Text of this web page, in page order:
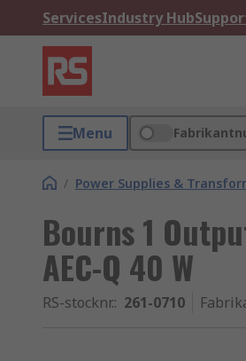
ServicesIndustry Hub
Menu
/ Power Supplies &
Bourns 1
AEC-Q 40 W
RS-stocknr.: 261-0710